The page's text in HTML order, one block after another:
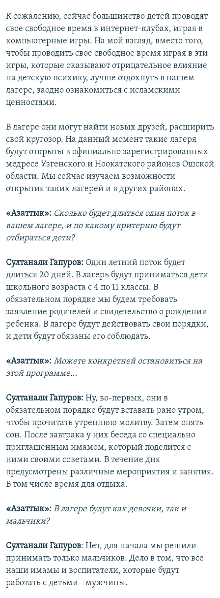
К сожалению, сейчас большинство детей проводят
свое свободное время в интернет-клубах, играя в
компьютерные игры. На мой взгляд, вместо того,
чтобы проводить свое свободное время играя в эти
игры, которые оказывают отрицательное влияние
на детскую психику, лучше отдохнуть в нашем
лагере, заодно ознакомиться с исламскими
ценностями.
В лагере они могут найти новых друзей, расширить
свой кругозор. На данный момент такие лагеря
будут открыты в официально зарегистрированных
медресе Узгенского и Ноокатского районов Ошской
области. Мы сейчас изучаем возможности
открытия таких лагерей и в других районах.
«Азаттык»: Сколько будет длиться один поток в
вашем лагере, и по какому критерию будут
отбираться дети?
Султанали Гапуров: Один летний поток будет
длиться 20 дней. В лагерь будут приниматься дети
школьного возраста с 4 по 11 классы. В
обязательном порядке мы будем требовать
заявление родителей и свидетельство о рождении
ребенка. В лагере будут действовать свои порядки,
и дети будут обязаны его соблюдать.
«Азаттык»: Можете конкретней остановиться на
этой программе…
Султанали Гапуров: Ну, во-первых, они в
обязательном порядке будут вставать рано утром,
чтобы прочитать утреннюю молитву. Затем опять
сон. После завтрака у них беседа со специально
приглашенным имамом, который поделится с
ними своими советами. В течение дня
предусмотрены различные мероприятия и занятия.
В том числе время для отдыха.
«Азаттык»: В лагере будут как девочки, так и
мальчики?
Султанали Гапуров: Нет, для начала мы решили
принимать только мальчиков. Дело в том, что все
наши имамы и воспитатели, которые будут
работать с детьми - мужчины.